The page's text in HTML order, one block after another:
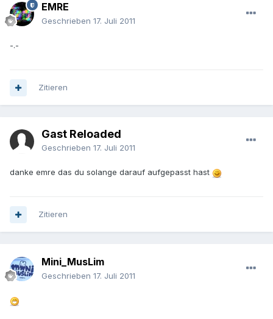
EMRE
Geschrieben 17. Juli 2011
-.-
Zitieren
Gast Reloaded
Geschrieben 17. Juli 2011
danke emre das du solange darauf aufgepasst hast
Zitieren
Mini_MusLim
Geschrieben 17. Juli 2011